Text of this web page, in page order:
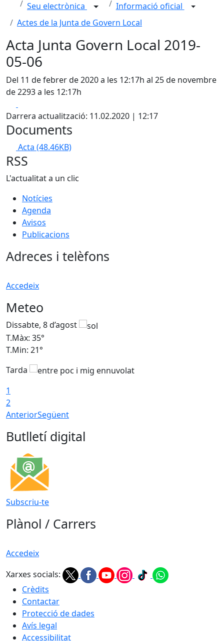
Seu electrònica
Informació oficial
Actes de la Junta de Govern Local
Acta Junta Govern Local 2019-
05-06
Del 11 de febrer de 2020 a les 12:17h al 25 de novembre
de 2293 a les 12:17h
Darrera actualització: 11.02.2020 | 12:17
Documents
Acta (48.46KB)
RSS
L'actualitat a un clic
Notícies
Agenda
Avisos
Publicacions
Adreces i telèfons
Accedeix
Meteo
Dissabte, 8 d’agost
T.Màx: 35°
T.Min: 21°
Tarda
1
2
AnteriorSegüent
Butlletí digital
Subscriu-te
Plànol / Carrers
Accedeix
Xarxes socials:
Crèdits
Contactar
Protecció de dades
Avís legal
Accessibilitat